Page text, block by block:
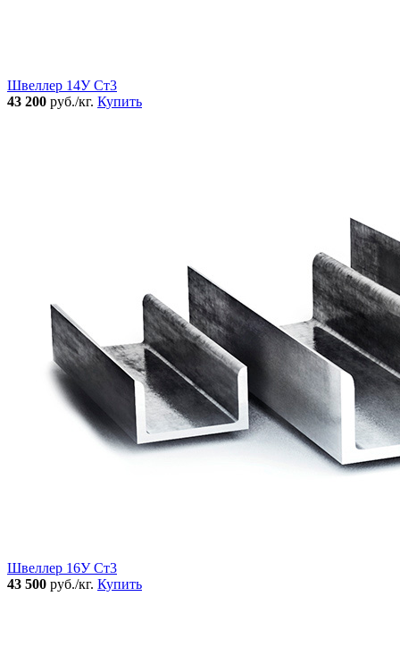
Швеллер 14У Ст3
43 200 руб./кг. Купить
Швеллер 16У Ст3
43 500 руб./кг. Купить